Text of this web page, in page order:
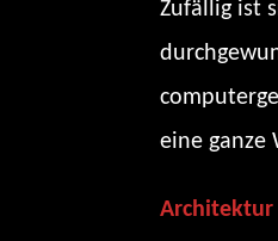
Zufällig ist
eine ganze
Architektur